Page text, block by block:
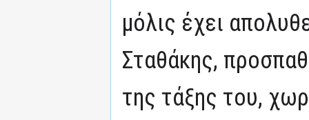
μόλις έχει
Σταθάκης,
της τάξης του,